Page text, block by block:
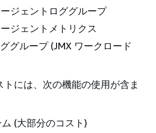
ジェントロググループ
ジェントメトリクス
グループ (JMX ワークロード
には、次の機能の使用が含ま
(大部分のコスト)